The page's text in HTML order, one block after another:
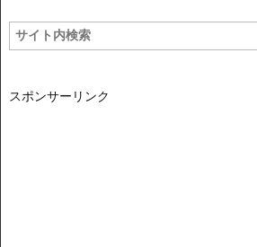
スポンサーリンク